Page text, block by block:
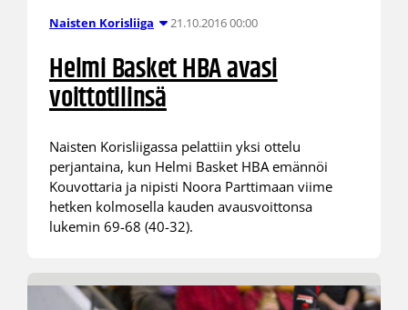
Naisten Korisliiga 21.10.2016 00:00
Helmi Basket HBA avasi
voittotilinsä
Naisten Korisliigassa pelattiin yksi ottelu
perjantaina, kun Helmi Basket HBA emännöi
Kouvottaria ja nipisti Noora Parttimaan viime
hetken kolmosella kauden avausvoittonsa
lukemin 69-68 (40-32).